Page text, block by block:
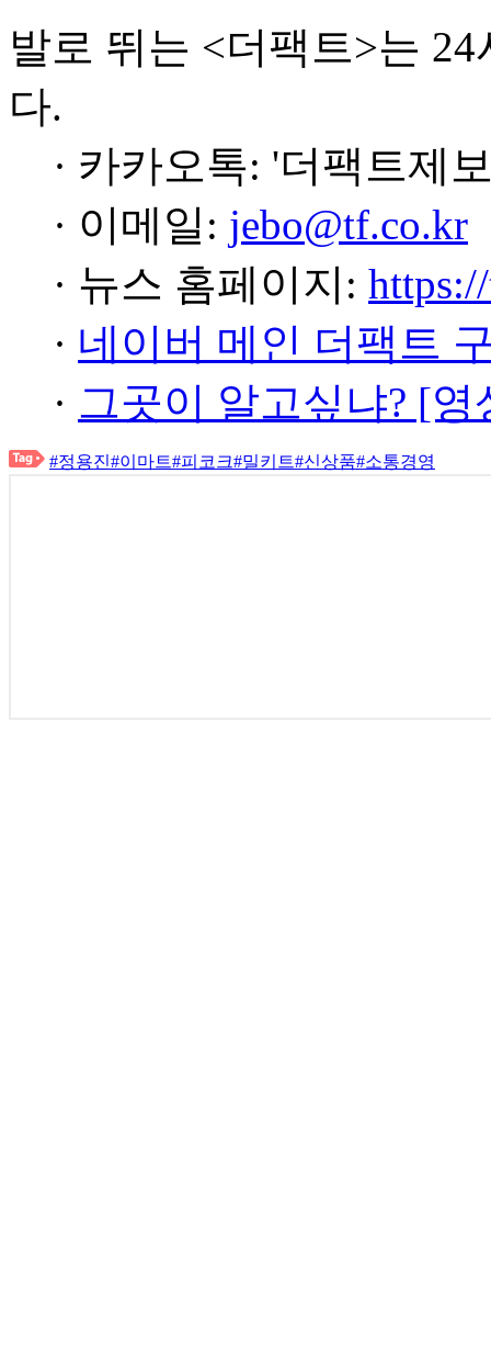
발로 뛰는 <더팩트>는
다.
· 카카오톡: '더팩트제
· 이메일: jebo@tf.co.kr
· 뉴스 홈페이지:
· 네이버 메인 더팩트
· 그곳이 알고싶냐? [
#정용진#이마트#피코크#밀키트#신상품#소통경영